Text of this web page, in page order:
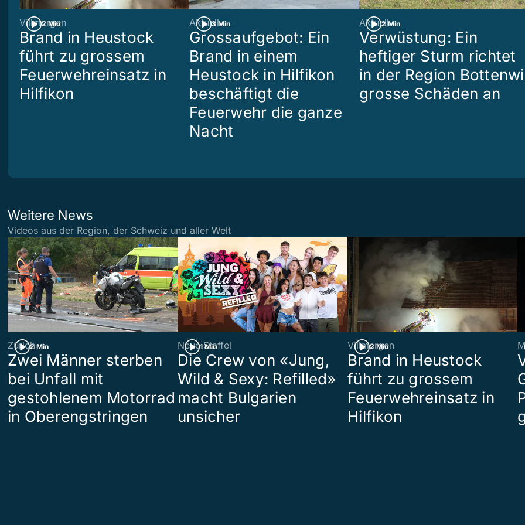
2 Min
Villmergen
Brand in Heustock
führt zu grossem
Feuerwehreinsatz in
Hilfikon
3 Min
Aktuell
Grossaufgebot: Ein
Brand in einem
Heustock in Hilfikon
beschäftigt die
Feuerwehr die ganze
Nacht
2 Min
Aktuell
Verwüstung: Ein
heftiger Sturm richtet
in der Region
grosse Schäden an
Weitere News
Videos aus der Region, der Schweiz und aller Welt
2 Min
Zürich
Zwei Männer sterben
bei Unfall mit
gestohlenem Motorrad
in Oberengstringen
1 Min
Neue Staffel
Die Crew von «Jung,
Wild & Sexy: Refilled»
macht Bulgarien
unsicher
2 Min
Villmergen
Brand in Heustock
führt zu grossem
Feuerwehreinsatz in
Hilfikon